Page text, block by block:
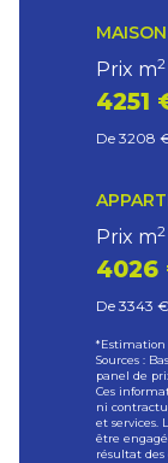
MAISON
Prix m2
4251
De 3208
Prix m2
4026
De 3343
*Estimation
Sources :
panel de
Ces
ni
et services.
être
résultat des